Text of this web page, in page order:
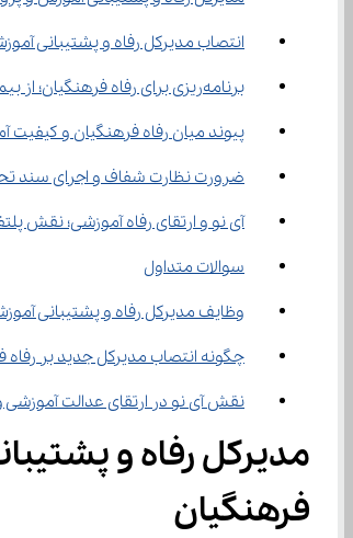
انتصاب مدیرکل رفاه و پشتیبانی
برنامه‌ریزی برای رفاه فرهنگیان؛ از بیمه تا مسکن
پیوند میان رفاه فرهنگیان و کیفیت
ضرورت نظارت شفاف و اجرای سند
آی ‌نو و ارتقای رفاه آموزشی؛ نقش پلتفرم‌های مجازی در بهبود کیفیت آموزش فرهنگیان و دانش ‌آموزان
سوالات متداول
وظایف مدیرکل رفاه و پشتیبانی
چگونه انتصاب مدیرکل جدید بر رفاه
نقش آی‌ نو در ارتقای عدالت آموزشی و رفاه تحصیلی چیست؟
مدیرکل رفاه و
فرهنگیان